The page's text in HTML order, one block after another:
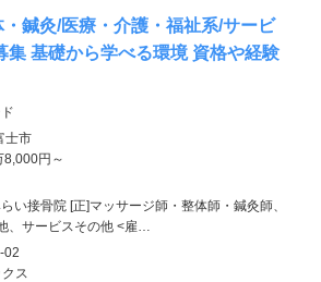
鍼灸/医療・介護・福祉系/サービ
集 基礎から学べる環境 資格や経験
士市
8,000円～
い接骨院 [正]マッサージ師・整体師・鍼灸師、
、サービスその他 <雇…
02
ス